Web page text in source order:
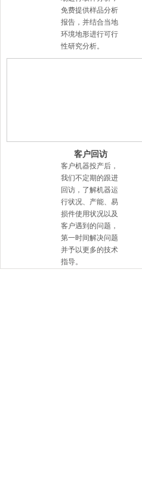
免费提供样品分析
报告，并结合当地
环境地形进行可行
性研究分析。
客户回访
客户机器投产后，
我们不定期的跟进
回访，了解机器运
行状况、产能、易
损件使用状况以及
客户遇到的问题，
第一时间解决问题
并予以更多的技术
指导。